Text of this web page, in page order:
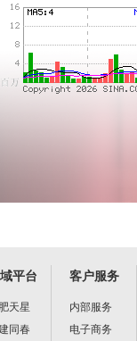
平台
天星
同春
客户服务
内部服务
电子商务